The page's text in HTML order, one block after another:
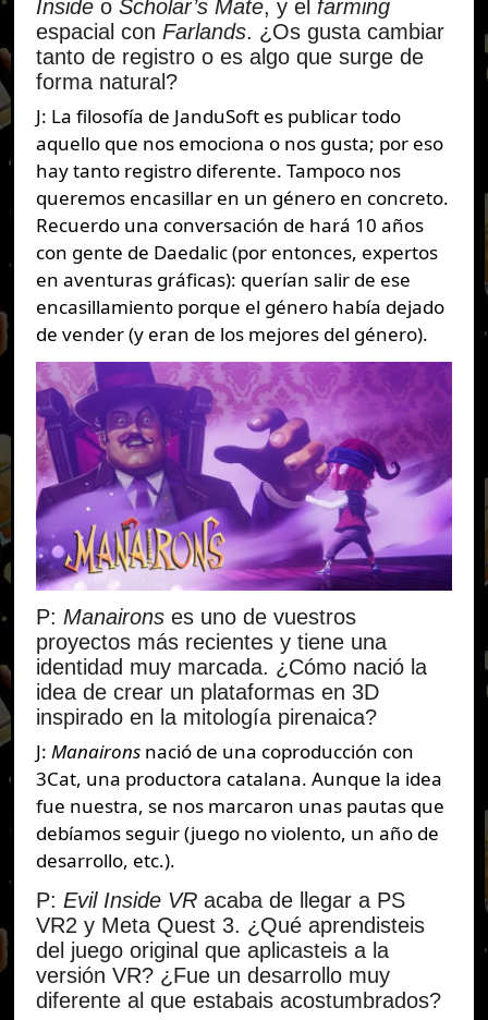
Insideo Scholar’s Mate, y el farming
espacial con Farlands. ¿Os gusta cambiar
tanto de registro o es algo que surge de
forma natural?
J: La filosofía de JanduSoft es publicar todo
aquello que nos emociona o nos gusta; por eso
hay tanto registro diferente. Tampoco nos
queremos encasillar en un género en concreto.
Recuerdo una conversación de hará 10 años
con gente de Daedalic (por entonces, expertos
en aventuras gráficas): querían salir de ese
encasillamiento porque el género había dejado
de vender (y eran de los mejores del género).
P: Manaironses uno de vuestros
proyectos más recientes y tiene una
identidad muy marcada. ¿Cómo nació la
idea de crear un plataformas en 3D
inspirado en la mitología pirenaica?
J: Manaironsnació de una coproducción con
3Cat, una productora catalana. Aunque la idea
fue nuestra, se nos marcaron unas pautas que
debíamos seguir (juego no violento, un año de
desarrollo, etc.).
P: Evil Inside VRacaba de llegar a PS
VR2 y Meta Quest 3. ¿Qué aprendisteis
del juego original que aplicasteis a la
versión VR? ¿Fue un desarrollo muy
diferente al que estabais acostumbrados?